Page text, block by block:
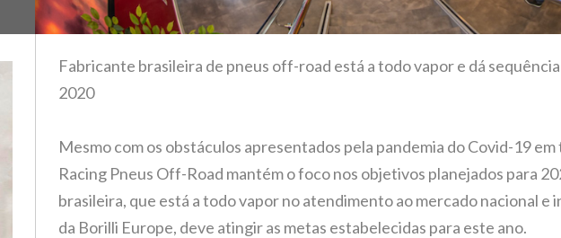
Fabricante brasileira de pneus off-road está a todo vapor e dá
2020
Mesmo com os obstáculos apresentados pela pandemia do Covid-19
Racing Pneus Off-Road mantém o foco nos objetivos planejados para
brasileira, que está a todo vapor no atendimento ao mercado nacional e
da Borilli Europe, deve atingir as metas estabelecidas para este ano.